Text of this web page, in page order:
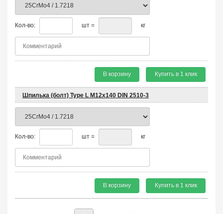
Кол-во: шт = кг
В корзину Купить в 1 клик
Шпилька (болт) Type L М12х140 DIN 2510-3
Кол-во: шт = кг
В корзину Купить в 1 клик